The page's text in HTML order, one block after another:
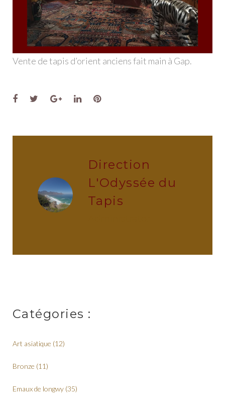
Vente de tapis d’orient anciens fait main à Gap.
Facebook
TwitterGoogle+
LinkedInPinterest
Direction
L'Odyssée du
Tapis
Catégories :
Art asiatique (12)
Bronze (11)
Emaux de longwy (35)